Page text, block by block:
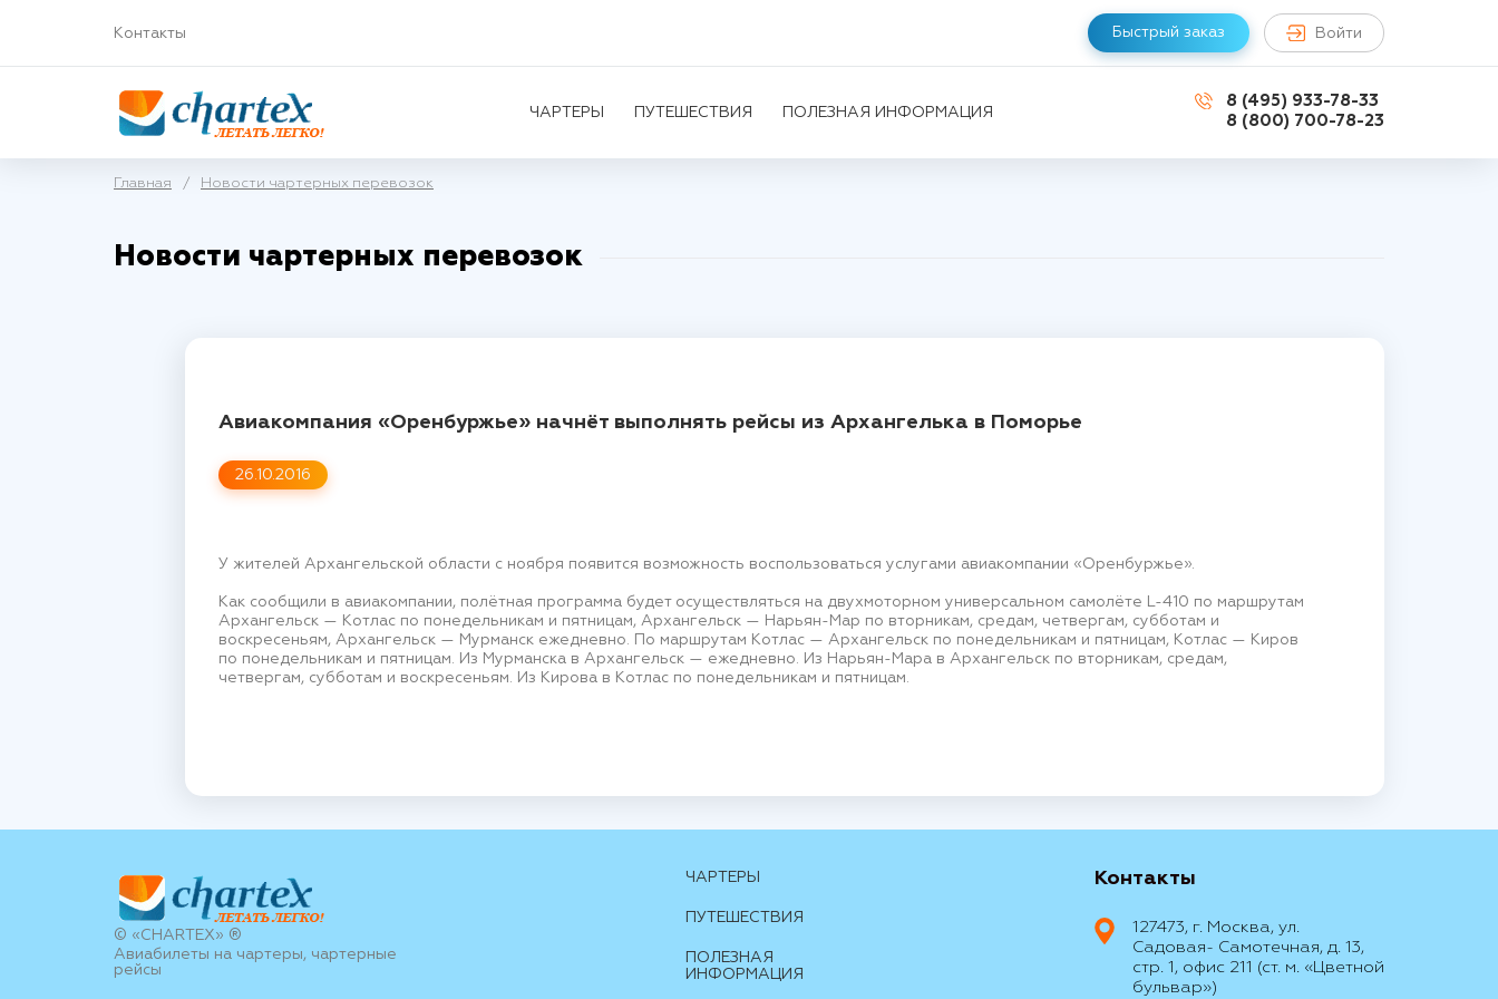
Контакты Быстрый заказ Войти
ЧАРТЕРЫ ПУТЕШЕСТВИЯ ПОЛЕЗНАЯ ИНФОРМАЦИЯ
8 (495) 933-78-33
8 (800) 700-78-23
Главная / Новости чартерных перевозок
Новости чартерных перевозок
26.10.2016
Авиакомпания «Оренбуржье» начнёт выполнять рейсы из Архангелька в Поморье
У жителей Архангельской области с ноября появится возможность воспользоваться услугами авиакомпании «Оренбуржье».
Как сообщили в авиакомпании, полётная программа будет осуществляться на двухмоторном универсальном самолёте L-410 по маршрутам
Архангельск — Котлас по понедельникам и пятницам, Архангельск — Нарьян-Мар по вторникам, средам, четвергам, субботам и
воскресеньям, Архангельск — Мурманск ежедневно. По маршрутам Котлас — Архангельск по понедельникам и пятницам, Котлас — Киров
по понедельникам и пятницам. Из Мурманска в Архангельск — ежедневно. Из Нарьян-Мара в Архангельск по вторникам, средам,
четвергам, субботам и воскресеньям. Из Кирова в Котлас по понедельникам и пятницам.
© «CHARTEX» ®
Авиабилеты на чартеры, чартерные
рейсы
ЧАРТЕРЫ
ПУТЕШЕСТВИЯ
ПОЛЕЗНАЯ
ИНФОРМАЦИЯ
Контакты
127473, г. Москва, ул.
Садовая- Самотечная, д. 13,
стр. 1, офис 211 (ст. м. «Цветной
бульвар»)